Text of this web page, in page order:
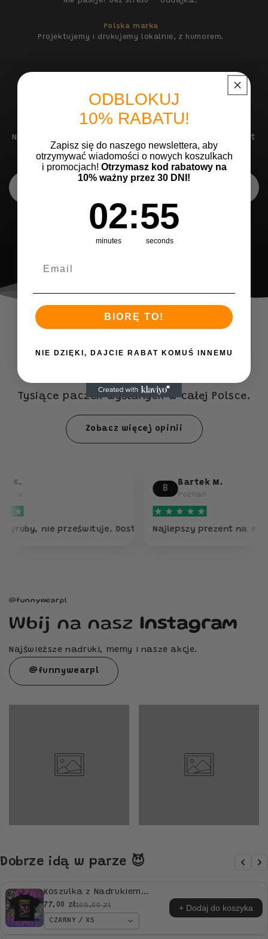
Polska marka
Projektujemy i drukujemy lokalnie, z humorem.
Kupujeszbez ryzyka
Nie pasuje rozmiar albo nadruk? Masz 14 dni na zwrot
— bez tłumaczenia się.
14 dni na zwrot, bez pytań
Bezpieczne płatności: BLIK, karta, PayPal
Wysyłka 24–48h prosto z Polski
OPINIE KLIENTÓW
Co mówią
Tysiące paczek wysłanych w całej Polsce.
Zobacz więcej opinii
prześwituje. Dostawa ekspres.
Bartek M.
Poznań
Najlepszy prezent na imprezę.
@funnywearpl
Wbij na nasz Instagram
Najświeższe nadruki, memy i nasze akcje.
@funnywearpl
Dobrze idą w parze 😈
Koszulka z Nadrukiem
Poszukiwana Gotka
Dziewczyna Tiktok
Memiczne
77,00 zł105,00 zł
CZARNY / XS
+ Dodaj do koszyka
ODBLOKUJ
10% RABATU!
Zapisz się do naszego newslettera, aby
otrzymywać wiadomości o nowych koszulkach
i promocjach! Otrzymasz kod rabatowy na
10% ważny przez 30 DNI!
02
minutes
:55
seconds
BIORĘ TO!
NIE DZIĘKI, DAJCIE RABAT KOMUŚ INNEMU